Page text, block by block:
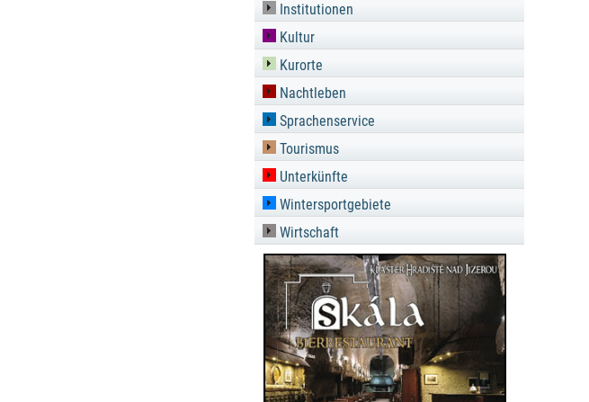
Institutionen
Kultur
Kurorte
Nachtleben
Sprachenservice
Tourismus
Unterkünfte
Wintersportgebiete
Wirtschaft